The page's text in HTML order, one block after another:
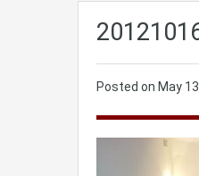
Posted on May